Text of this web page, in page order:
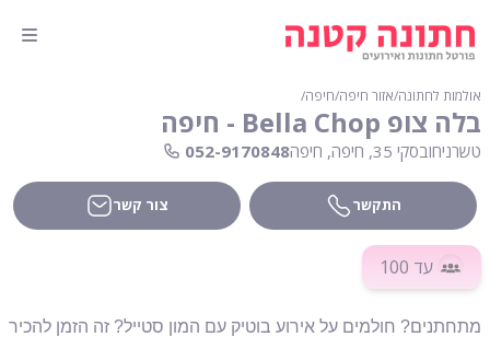
אולמות לחתונה∕אזור חיפה∕חיפה∕
בלה צופ Bella Chop - חיפה
טשרניחובסקי 35, חיפה, חיפה 052-9170848
התקשר צור קשר
עד 100
מתחתנים? חולמים על אירוע בוטיק עם המון סטייל? זה הזמן להכיר